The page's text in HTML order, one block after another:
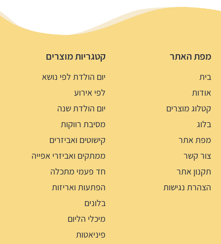
מפת האתר
בית
אודות
קטלוג מוצרים
בלוג
מפת אתר
צור קשר
תקנון אתר
הצהרת נגישות
קטגריות מוצרים
יום הולדת לפי נושא
לפי אירוע
יום הולדת שנה
מסיבת רווקות
קישוטים ואביזרים
ממתקים ואביזרי אפייה
חד פעמי מתכלה
הפתעות ואריזות
בלונים
מיכלי הליום
פיניאטות